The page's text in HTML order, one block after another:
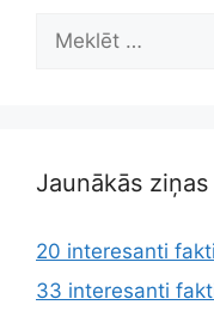
Jaunākās ziņas
20 interesanti
33 interesanti